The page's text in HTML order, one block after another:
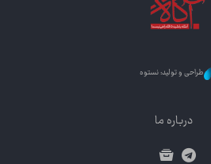
طراحی و تولید: نستوه
درباره ما